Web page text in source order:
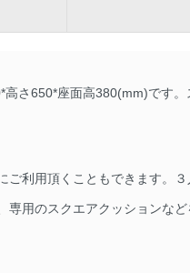
さ650*座面高380(mm)です。
利用頂くこともできます。
用のスクエアクッションな